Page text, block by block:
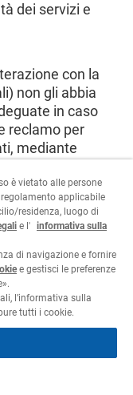
dei servizi e
con la
non gli abbia
in caso
reclamo per
mediante
di via Canova
posta
.
diritti riservati
dei dati
è vietato alle persone
applicabile
residenza, luogo di
e l' informativa sulla
di navigazione e fornire
e gestisci le preferenze
l’informativa sulla
tutti i cookie.